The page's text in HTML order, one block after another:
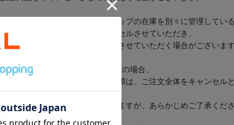
※当店では店舗とオンラインショップの在庫を別々に管理している
在庫状況により一部商品をキャンセルさせていただき、
在庫をご用意できた商品のみ発送させていただく場合がございます
※お支払い方法がd払い・メルペイの場合、
一部商品のキャンセルが発生した際は、ご注文全体をキャンセル
す。
お客様にはご迷惑をおかけいたしますが、あらかじめご了承くださ